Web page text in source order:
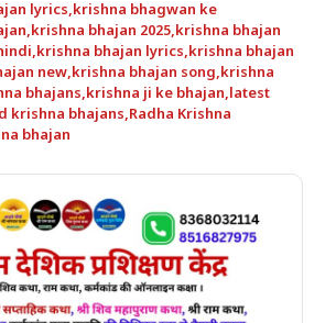
lyrics,krishna bhagwan ke
,krishna bhajan 2025,krishna bhajan
,krishna bhajan lyrics,krishna bhajan
new,krishna bhajan song,krishna
bhajans,krishna ji ke bhajan,latest
krishna bhajans,Radha Krishna
bhajan